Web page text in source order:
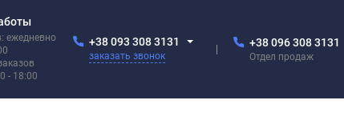
ежедневно
- 18:00
+38 093 308 3131
заказать звонок
+38 096 308 3131
Отдел продаж